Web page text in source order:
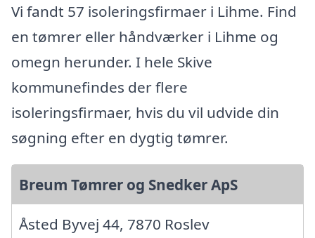
Vi fandt 57 isoleringsfirmaer i Lihme. Find
en tømrer eller håndværker i Lihme og
omegn herunder. I hele Skive
kommunefindes der flere
isoleringsfirmaer, hvis du vil udvide din
søgning efter en dygtig tømrer.
Breum Tømrer og Snedker ApS
Åsted Byvej 44, 7870 Roslev